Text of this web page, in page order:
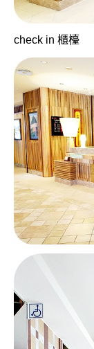
check in 櫃檯